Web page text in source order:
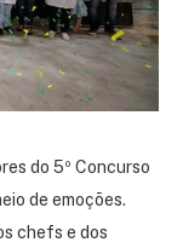
do 5º Concurso
de emoções.
chefs e dos